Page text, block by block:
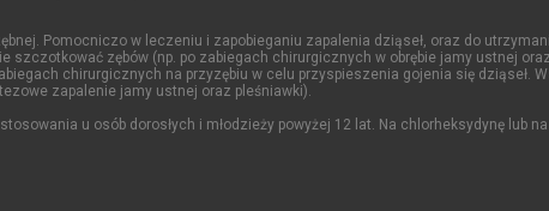
Pomocniczo w leczeniu i zapobieganiu zapalenia dziąseł, oraz do
szczotkować zębów (np. po zabiegach chirurgicznych w obrębie jamy ustnej
chirurgicznych na przyzębiu w celu przyspieszenia gojenia się dziąseł.
zapalenie jamy ustnej oraz pleśniawki).
u osób dorosłych i młodzieży powyżej 12 lat. Na chlorheksydynę lub